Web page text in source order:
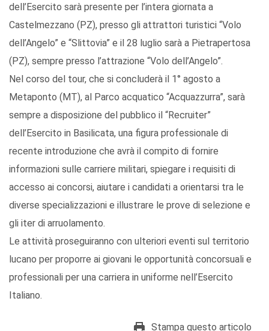
dell’Esercito sarà presente per l’intera giornata a
Castelmezzano (PZ), presso gli attrattori turistici “Volo
dell’Angelo” e “Slittovia” e il 28 luglio sarà a Pietrapertosa
(PZ), sempre presso l’attrazione “Volo dell’Angelo”.
Nel corso del tour, che si concluderà il 1° agosto a
Metaponto (MT), al Parco acquatico “Acquazzurra”, sarà
sempre a disposizione del pubblico il “Recruiter”
dell’Esercito in Basilicata, una figura professionale di
recente introduzione che avrà il compito di fornire
informazioni sulle carriere militari, spiegare i requisiti di
accesso ai concorsi, aiutare i candidati a orientarsi tra le
diverse specializzazioni e illustrare le prove di selezione e
gli iter di arruolamento.
Le attività proseguiranno con ulteriori eventi sul territorio
lucano per proporre ai giovani le opportunità concorsuali e
professionali per una carriera in uniforme nell’Esercito
Italiano.
Stampa questo articolo